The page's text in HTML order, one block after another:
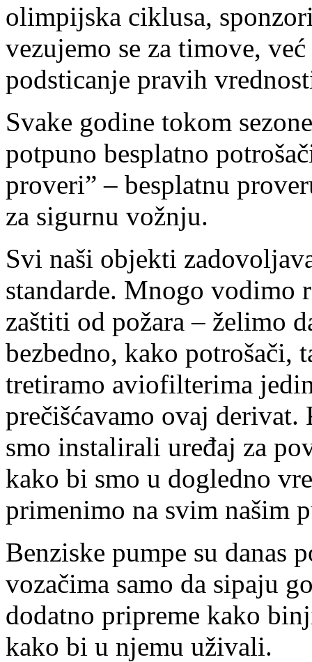
olimpijska ciklusa,
vezujemo se za timove,
podsticanje pravih
Svake godine tokom
potpuno besplatno
proveri” – besplatnu
za sigurnu vožnju.
Svi naši objekti
standarde. Mnogo vodimo
zaštiti od požara – želimo
bezbedno, kako potrošači,
tretiramo aviofilterima
prečišćavamo ovaj
smo instalirali uređaj za
kako bi smo u dogledno
primenimo na svim našim
Benziske pumpe su danas
vozačima samo da sipaju
dodatno pripreme kako
kako bi u njemu uživali.